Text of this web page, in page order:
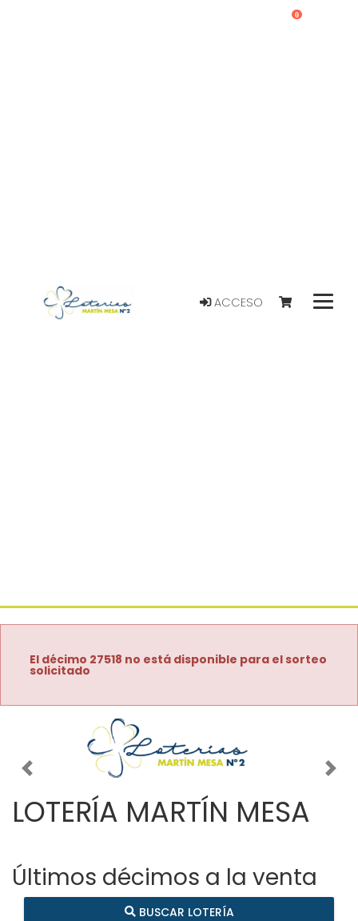
ACCESO
0
El décimo 27518 no está disponible para el sorteo
solicitado
Imagen anterior
LOTERÍA MARTÍN MESA
Últimos décimos a la venta
BUSCAR LOTERÍA